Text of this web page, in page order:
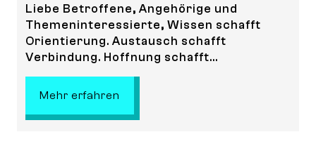
Liebe Betroffene, Angehörige und
Themeninteressierte, Wissen schafft
Orientierung. Austausch schafft
Verbindung. Hoffnung schafft...
Mehr erfahren